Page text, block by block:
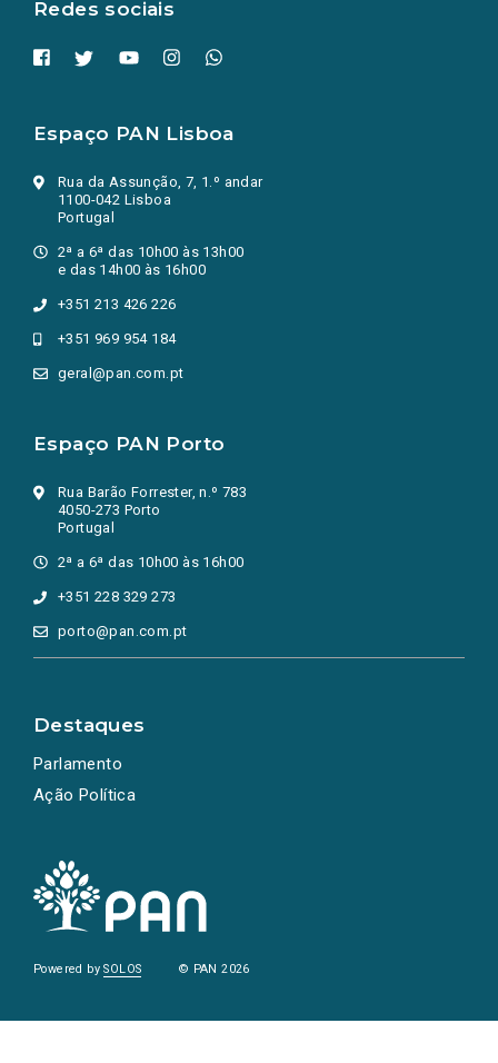
Redes sociais
Espaço PAN Lisboa
Rua da Assunção, 7, 1.º andar
1100-042 Lisboa
Portugal
2ª a 6ª das 10h00 às 13h00
e das 14h00 às 16h00
+351 213 426 226
+351 969 954 184
geral@pan.com.pt
Espaço PAN Porto
Rua Barão Forrester, n.º 783
4050-273 Porto
Portugal
2ª a 6ª das 10h00 às 16h00
+351 228 329 273
porto@pan.com.pt
Destaques
Parlamento
Ação Política
Powered bySOLOS © PAN 2026